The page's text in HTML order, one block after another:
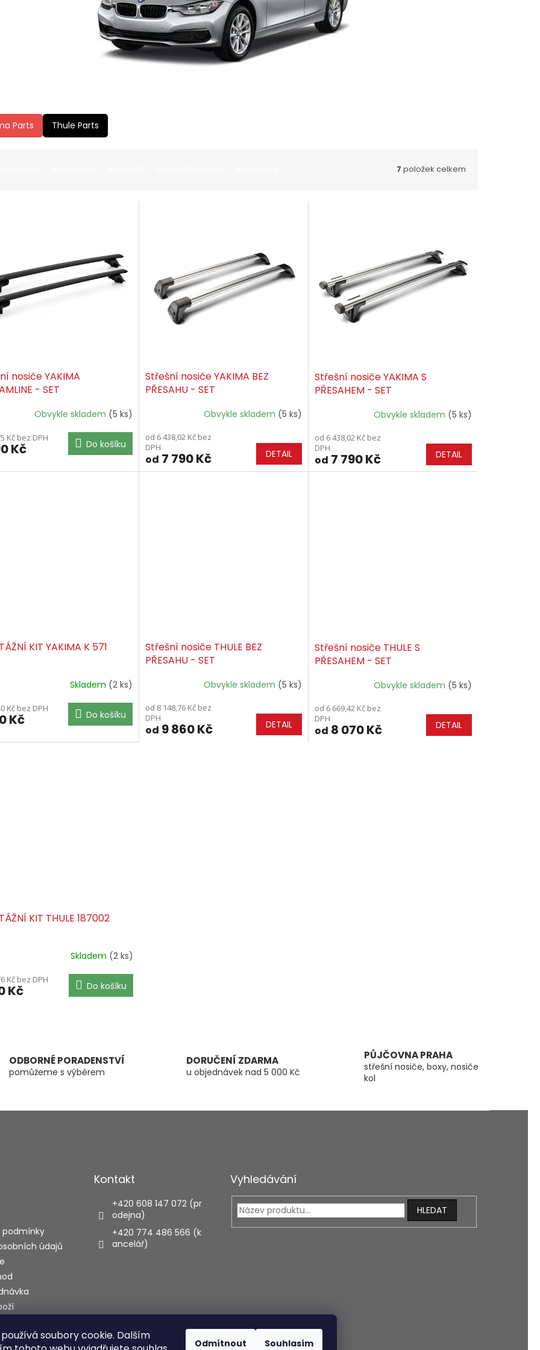
soubory cookie. Dalším
Odmítnout Souhlasím
Parts Thule Parts
7 položek celkem
nosiče YAKIMA
- SET
Obvykle skladem (5 ks)
Kč bez DPH
Kč Do košíku
Střešní nosiče YAKIMA BEZ
PŘESAHU - SET
Obvykle skladem (5 ks)
od 6 438,02 Kč bez
DPH
od 7 790 Kč DETAIL
Střešní nosiče YAKIMA S
PŘESAHEM - SET
Obvykle skladem (5 ks)
od 6 438,02 Kč bez
DPH
od 7 790 Kč DETAIL
KIT YAKIMA K 571
Skladem (2 ks)
Kč bez DPH
Kč Do košíku
Střešní nosiče THULE BEZ
PŘESAHU - SET
Obvykle skladem (5 ks)
od 8 148,76 Kč bez
DPH
od 9 860 Kč DETAIL
Střešní nosiče THULE S
PŘESAHEM - SET
Obvykle skladem (5 ks)
od 6 669,42 Kč bez
DPH
od 8 070 Kč DETAIL
KIT THULE 187002
Skladem (2 ks)
Kč bez DPH
Kč Do košíku
á
d
a
p
ODBORNÉ PORADENSTVÍ
pomůžeme s výběrem
DORUČENÍ ZDARMA
u objednávek nad 5 000 Kč
PŮJČOVNA PRAHA
střešní nosiče, boxy, nosiče
kol
údajů
Kontakt
+420 608 147 072 (pr
odejna)
+420 774 486 566 (k
ancelář)
Vyhledávání
HLEDAT